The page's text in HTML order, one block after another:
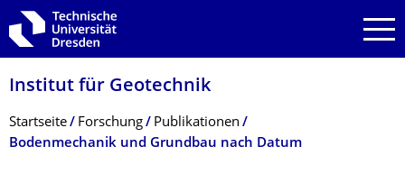
Zur Hauptnavigation springen
Zur Suche springen
Zum Inhalt springen
Institut für Geotechnik
Breadcrumb-Menü
Startseite Forschung
Publikationen
Bodenmechanik und Grundbau nach Datum